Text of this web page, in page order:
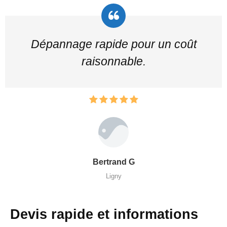
Dépannage rapide pour un coût
raisonnable.
Bertrand G
Ligny
Devis rapide et informations